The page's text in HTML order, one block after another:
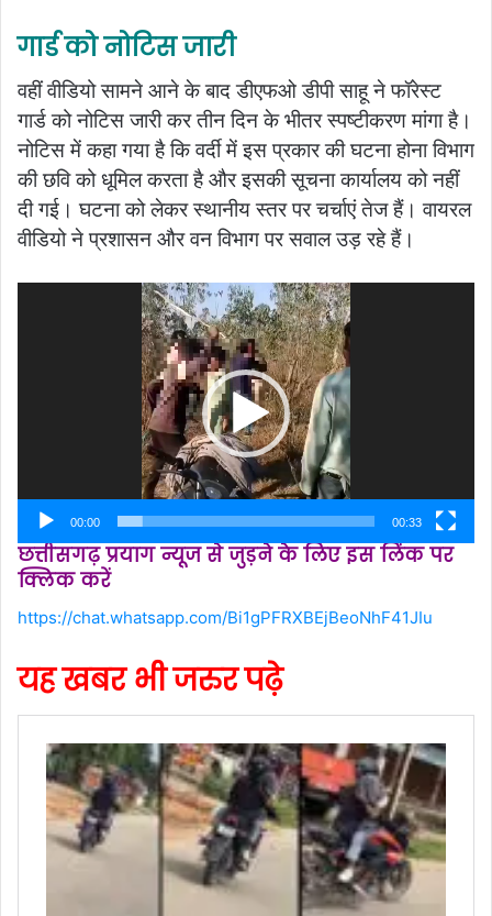
गार्ड को नोटिस जारी
वहीं वीडियो सामने आने के बाद डीएफओ डीपी साहू ने फॉरेस्ट
गार्ड को नोटिस जारी कर तीन दिन के भीतर स्पष्टीकरण मांगा है।
नोटिस में कहा गया है कि वर्दी में इस प्रकार की घटना होना विभाग
की छवि को धूमिल करता है और इसकी सूचना कार्यालय को नहीं
दी गई। घटना को लेकर स्थानीय स्तर पर चर्चाएं तेज हैं। वायरल
वीडियो ने प्रशासन और वन विभाग पर सवाल उड़ रहे हैं।
00:00 00:33
छत्तीसगढ़ प्रयाग न्यूज से जुड़ने के लिए इस लिंक पर
क्लिक करें
https://chat.whatsapp.com/Bi1gPFRXBEjBeoNhF41JIu
यह खबर भी जरुर पढ़े